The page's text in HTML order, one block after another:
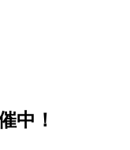
中！